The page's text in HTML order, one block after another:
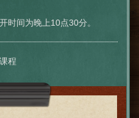
时间为晚上10点30分。
程